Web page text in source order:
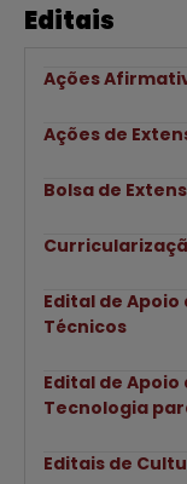
Editais
Ações
Ações de
Bolsa de
Edital de Apoio
Técnicos
Edital de Apoio
Tecnologia
Editais de